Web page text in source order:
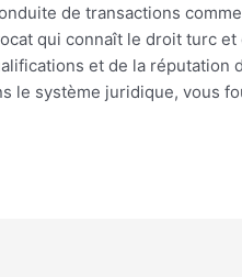
de transactions
qui connaît le droit turc
et de la
le système juridique, vous